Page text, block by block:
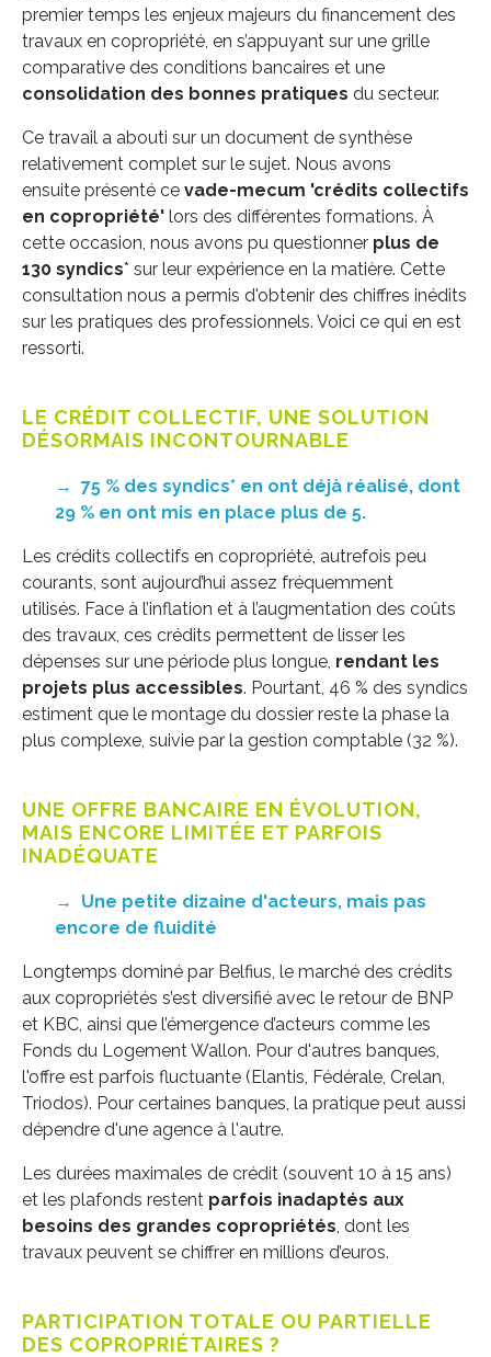
premier temps les enjeux majeurs du financement des
travaux en copropriété, en s’appuyant sur une grille
comparative des conditions bancaires et une
consolidation des bonnes pratiques du secteur.
Ce travail a abouti sur un document de synthèse
relativement complet sur le sujet. Nous avons
ensuite présenté ce vade-mecum 'crédits collectifs
en copropriété' lors des différentes formations. À
cette occasion, nous avons pu questionner plus de
130 syndics* sur leur expérience en la matière. Cette
consultation nous a permis d'obtenir des chiffres inédits
sur les pratiques des professionnels. Voici ce qui en est
ressorti.
LE CRÉDIT COLLECTIF, UNE SOLUTION
DÉSORMAIS INCONTOURNABLE
→ 75 % des syndics* en ont déjà réalisé, dont
29 % en ont mis en place plus de 5.
Les crédits collectifs en copropriété, autrefois peu
courants, sont aujourd’hui assez fréquemment
utilisés. Face à l’inflation et à l’augmentation des coûts
des travaux, ces crédits permettent de lisser les
dépenses sur une période plus longue, rendant les
projets plus accessibles. Pourtant, 46 % des syndics
estiment que le montage du dossier reste la phase la
plus complexe, suivie par la gestion comptable (32 %).
UNE OFFRE BANCAIRE EN ÉVOLUTION,
MAIS ENCORE LIMITÉE ET PARFOIS
INADÉQUATE
→
Une petite dizaine d'acteurs, mais pas
encore de fluidité
Longtemps dominé par Belfius, le marché des crédits
aux copropriétés s’est diversifié avec le retour de BNP
et KBC, ainsi que l’émergence d’acteurs comme les
Fonds du Logement Wallon. Pour d'autres banques,
l'offre est parfois fluctuante (Elantis, Fédérale, Crelan,
Triodos). Pour certaines banques, la pratique peut aussi
dépendre d'une agence à l'autre.
Les durées maximales de crédit (souvent 10 à 15 ans)
et les plafonds restent parfois inadaptés aux
besoins des grandes copropriétés, dont les
travaux peuvent se chiffrer en millions d’euros.
PARTICIPATION TOTALE OU PARTIELLE
DES COPROPRIÉTAIRES ?